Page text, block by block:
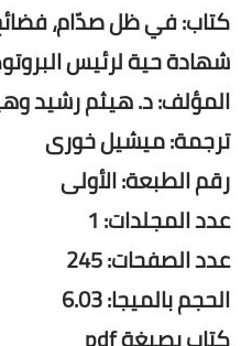
كتاب: في ظل صدّام،
شهادة حية لرئيس
المؤلف: د. هيثم رشيد
ترجمة: ميشيل خورى
رقم الطبعة: الأولى
عدد المجلدات: 1
عدد الصفحات: 245
الحجم بالميجا: 6.03